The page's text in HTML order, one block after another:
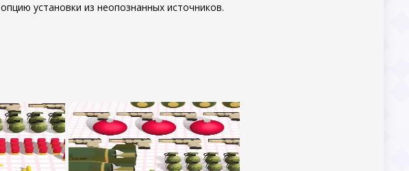
установки из неопознанных источников.